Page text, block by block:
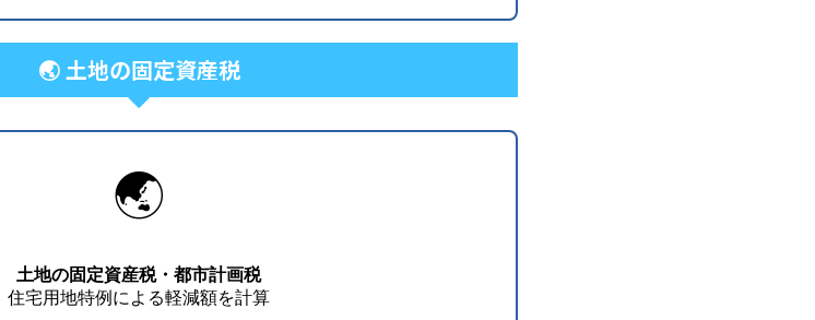
🌏 土地の固定資産税
🌏
土地の固定資産税・都市計画税
住宅用地特例による軽減額を計算